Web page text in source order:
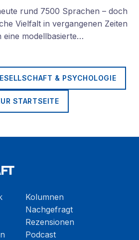
rund 7500 Sprachen – doch
Vielfalt in vergangenen Zeiten
eine modellbasierte…
& PSYCHOLOGIE
STARTSEITE
Kolumnen
Nachgefragt
Rezensionen
Podcast